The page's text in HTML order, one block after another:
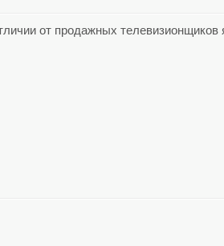
от продажных